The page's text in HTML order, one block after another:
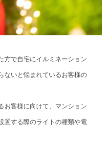
方で自宅にイルミネーション
ないと悩まれているお客様の
お客様に向けて、マンション
置する際のライトの種類や電